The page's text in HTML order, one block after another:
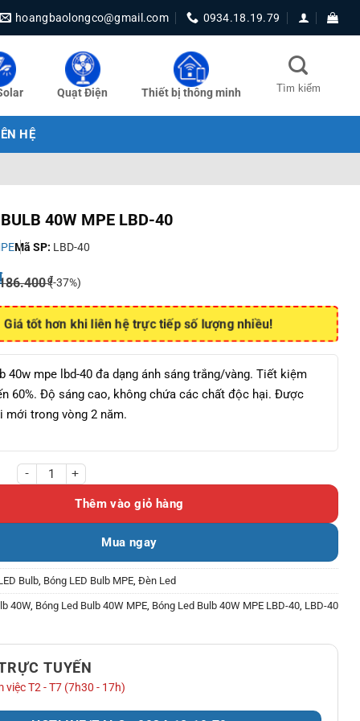
hoangbaolongco@gmail.com 0934.18.19.79
Quạt Điện Thiết bị thông minh
HỆ
40W MPE LBD-40
Mã SP: LBD-40
₫(-37%)
tốt hơn khi liên hệ trực tiếp số lượng nhiều!
40w mpe lbd-40 đa dạng ánh sáng trắng/vàng. Tiết kiệm
60%. Độ sáng cao, không chứa các chất độc hại. Được
mới trong vòng 2 năm.
MPE LBD-40 số lượng
Thêm vào giỏ hàng
Mua ngay
Bulb Bóng LED Bulb MPE Đèn Led
40W, Bóng Led Bulb 40W MPE Bóng Led Bulb 40W MPE LBD-40 LBD-40
TUYẾN
việc T2 - T7 (7h30 - 17h)